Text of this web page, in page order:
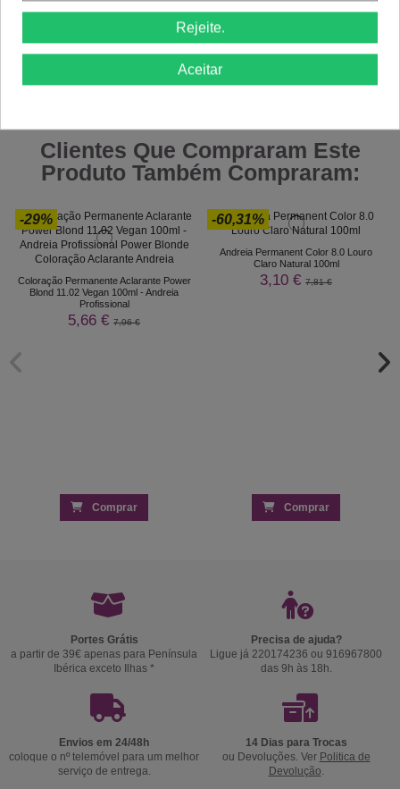
Comprar Comprar
Clientes Que Compraram Este
Produto Também Compraram:
-29%
Coloração Permanente Aclarante Power
Blond 11.02 Vegan 100ml - Andreia
Profissional
5,66 € 7,96 €
Comprar
-60,31%
Andreia Permanent Color 8.0 Louro
Claro Natural 100ml
3,10 € 7,81 €
Comprar
Portes Grátis
a partir de 39€ apenas para Península
Ibérica exceto Ilhas *
Precisa de ajuda?
Ligue já 220174236 ou 916967800
das 9h às 18h.
Envios em 24/48h
coloque o nº telemóvel para um melhor
serviço de entrega.
14 Dias para Trocas
ou Devoluções. Ver Politica de
Devolução.
Rejeite.
Aceitar